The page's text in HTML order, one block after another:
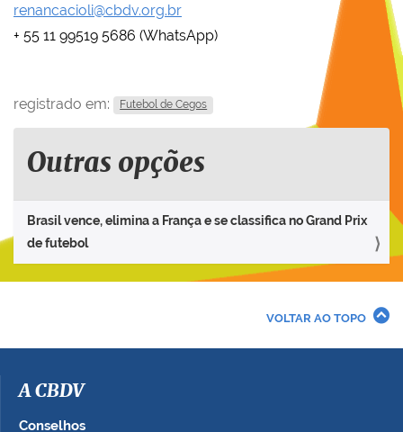
renancacioli@cbdv.org.br
+ 55 11 99519 5686 (WhatsApp)
registrado em: Futebol de Cegos
Outras opções
Brasil vence, elimina a França e se classifica no Grand Prix
de futebol
VOLTAR AO TOPO
A CBDV
Conselhos